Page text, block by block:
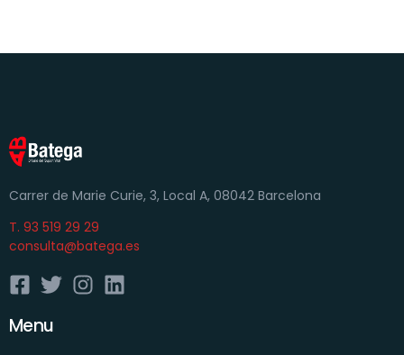
Carrer de Marie Curie, 3, Local A, 08042 Barcelona
T. 93 519 29 29
consulta@batega.es
Menu